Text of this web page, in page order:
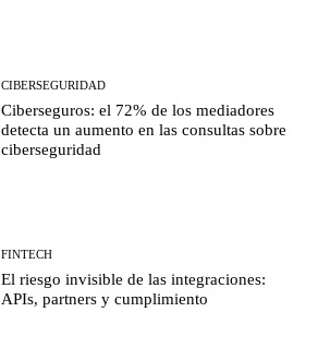
CIBERSEGURIDAD
Ciberseguros: el 72% de los mediadores
detecta un aumento en las consultas sobre
ciberseguridad
FINTECH
El riesgo invisible de las integraciones:
APIs, partners y cumplimiento